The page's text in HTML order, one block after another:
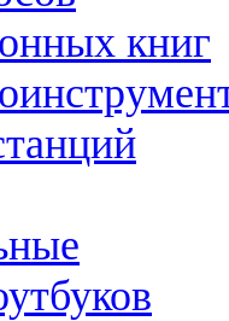
книг